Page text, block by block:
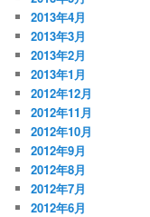
2013年4月
2013年3月
2013年2月
2013年1月
2012年12月
2012年11月
2012年10月
2012年9月
2012年8月
2012年7月
2012年6月